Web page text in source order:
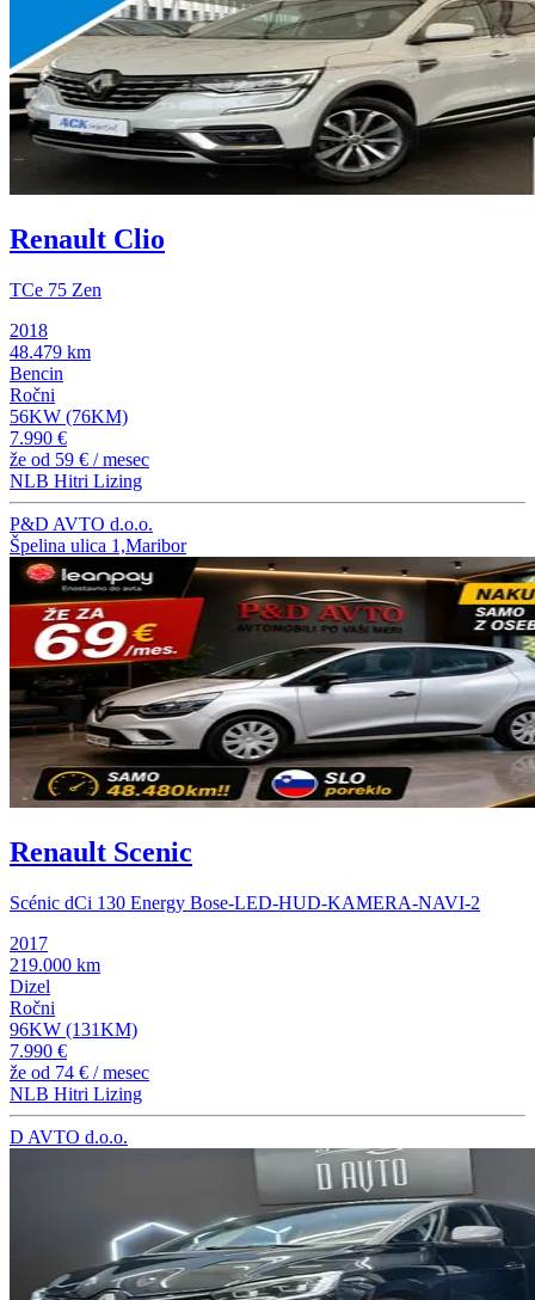
Renault Clio
TCe 75 Zen
2018
48.479 km
Bencin
Ročni
56KW (76KM)
7.990 €
že od 59 € / mesec
NLB Hitri Lizing
P&D AVTO d.o.o.
Špelina ulica 1,Maribor
Renault Scenic
Scénic dCi 130 Energy Bose-LED-HUD-KAMERA-NAVI-2
2017
219.000 km
Dizel
Ročni
96KW (131KM)
7.990 €
že od 74 € / mesec
NLB Hitri Lizing
D AVTO d.o.o.